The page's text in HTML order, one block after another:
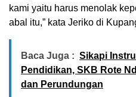
kami yaitu harus menolak
abal itu,” kata Jeriko di
Baca Juga : Sikapi
Pendidikan, SKB Rote
dan Perundungan